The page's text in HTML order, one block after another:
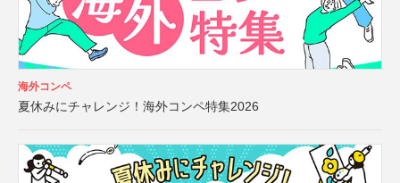
海外コンペ
夏休みにチャレンジ！海外コンペ特集2026